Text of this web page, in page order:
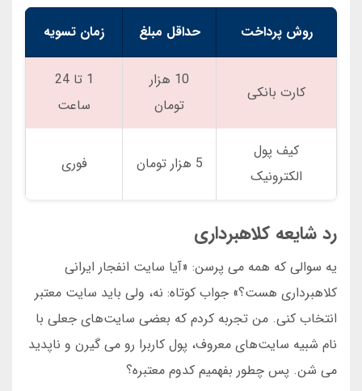
روش پرداخت حداقل مبلغ زمان تسویه
کارت بانکی
10 هزار
تومان
1 تا 24
ساعت
کیف پول
الکترونیک
5 هزار تومان فوری
رد شایعه کلاهبرداری
یه سوالی که همه می پرسن: «آیا سایت انفجار ایرانی
کلاهبرداری هست؟» جواب کوتاه: نه، ولی باید سایت معتبر
انتخاب کنی. من تجربه کردم که بعضی سایت‌های جعلی با
نام شبیه سایت‌های معروف، پول کاربرا رو می گیرن و ناپدید
می شن. پس چطور بفهمیم کدوم معتبره؟